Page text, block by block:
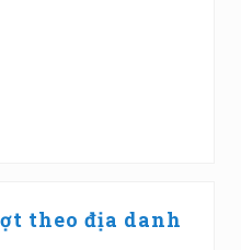
theo địa danh